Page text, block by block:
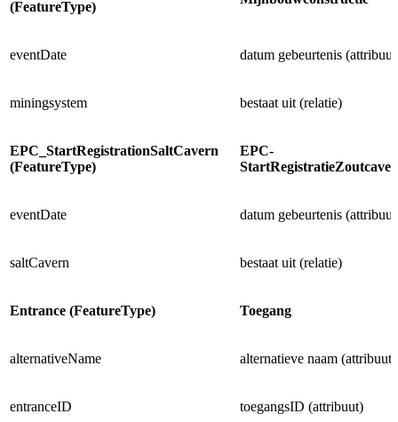
(FeatureType)
eventDate datum gebeurtenis
miningsystem bestaat uit (relatie)
EPC_StartRegistrationSaltCavern
(FeatureType)
EPC-
eventDate datum gebeurtenis
saltCavern bestaat uit (relatie)
Entrance (FeatureType) Toegang
alternativeName alternatieve naam (attribuut)
entranceID toegangsID (attribuut)